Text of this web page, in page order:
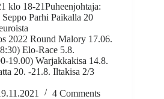
klo 18-21Puheenjohtaja:
Parhi Paikalla 20
2022 Round Malory 17.06.
Elo-Race 5.8.
19.00) Warjakkakisa 14.8.
20. -21.8. Iltakisa 2/3
4 Comments